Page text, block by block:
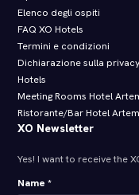
Elenco degli ospiti
FAQ XO Hotels
Termini e condizioni
Dichiarazione sulla
Hotels
Meeting Rooms Hotel
Ristorante/Bar Hotel
XO Newsletter
Yes! I want to receive the
Name *